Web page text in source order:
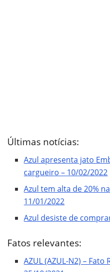
Últimas notícias:
Azul apresenta jato
cargueiro – 10/02/2022
Azul tem alta de 20%
11/01/2022
Azul desiste de
Fatos relevantes:
AZUL (AZUL-N2) –